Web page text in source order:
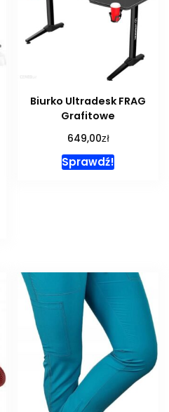
Biurko Ultradesk FRAG
Grafitowe
649,00zł
Sprawdź!